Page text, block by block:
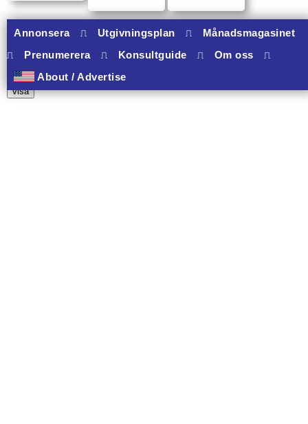
Annonsera ⎍ Utgivningsplan ⎍
Månadsmagasinet
⎍
Prenumerera ⎍ Konsultguide ⎍ Om oss
⎍
About / Advertise
10 banners varav 10 har onclick.